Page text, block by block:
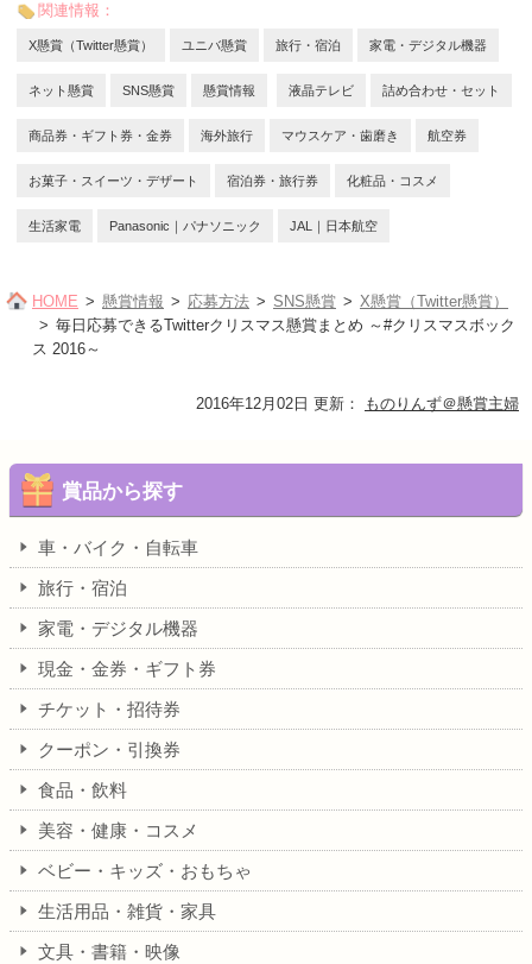
関連情報：
X懸賞（Twitter懸賞） ユニバ懸賞 旅行・宿泊 家電・デジタル機器
ネット懸賞 SNS懸賞 懸賞情報 液晶テレビ 詰め合わせ・セット
商品券・ギフト券・金券 海外旅行 マウスケア・歯磨き 航空券
お菓子・スイーツ・デザート 宿泊券・旅行券 化粧品・コスメ
生活家電 Panasonic｜パナソニック JAL｜日本航空
HOME 懸賞情報 応募方法 SNS懸賞
X懸賞（Twitter懸賞）
毎日応募できるTwitterクリスマス懸賞まとめ ～#クリスマスボック
ス 2016～
2016年12月02日 更新 ： ものりんず＠懸賞主婦
賞品から探す
車・バイク・自転車
旅行・宿泊
家電・デジタル機器
現金・金券・ギフト券
チケット・招待券
クーポン・引換券
食品・飲料
美容・健康・コスメ
ベビー・キッズ・おもちゃ
生活用品・雑貨・家具
文具・書籍・映像